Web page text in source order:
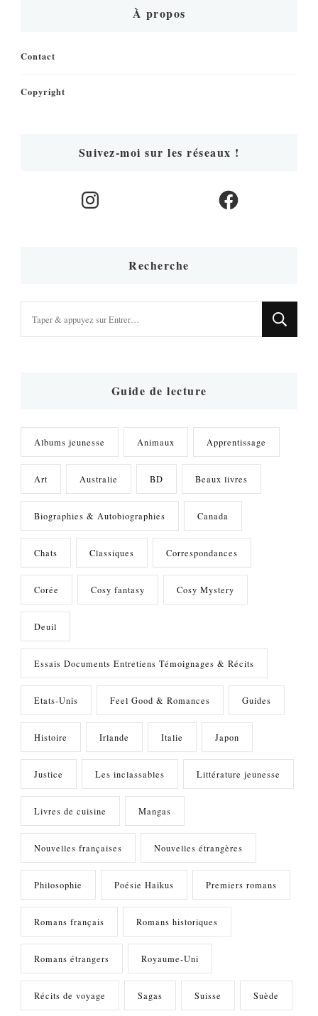
À propos
Contact
Copyright
Suivez-moi sur les réseaux !
Instagram Facebook
Recherche
Guide de lecture
Albums jeunesse Animaux Apprentissage
Art Australie BD Beaux livres
Biographies & Autobiographies Canada
Chats Classiques Correspondances
Corée Cosy fantasy Cosy Mystery
Deuil
Essais Documents Entretiens Témoignages & Récits
Etats-Unis Feel Good & Romances Guides
Histoire Irlande Italie Japon
Justice Les inclassables Littérature jeunesse
Livres de cuisine Mangas
Nouvelles françaises Nouvelles étrangères
Philosophie Poésie Haïkus Premiers romans
Romans français Romans historiques
Romans étrangers Royaume-Uni
Récits de voyage Sagas Suisse Suède